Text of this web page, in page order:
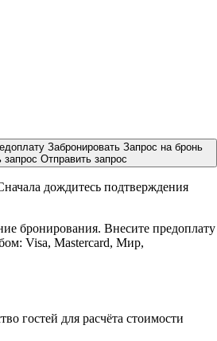
Забронировать Запрос на бронь
запрос Отправить запрос
дождитесь подтверждения
бронирования. Внесите предоплату
Visa, Mastercard, Мир,
гостей для расчёта стоимости